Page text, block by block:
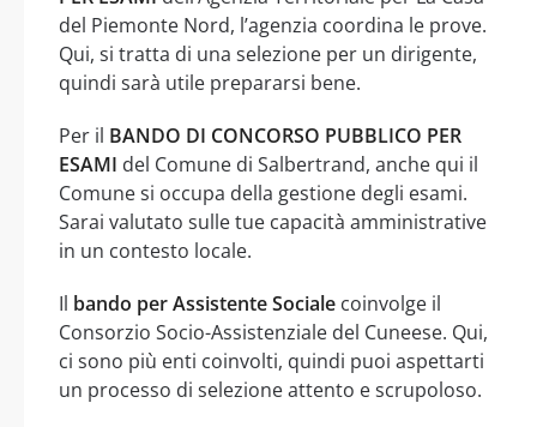
del Piemonte Nord, l’agenzia coordina le prove.
Qui, si tratta di una selezione per un dirigente,
quindi sarà utile prepararsi bene.
Per il BANDO DI CONCORSO PUBBLICO PER
ESAMI del Comune di Salbertrand, anche qui il
Comune si occupa della gestione degli esami.
Sarai valutato sulle tue capacità amministrative
in un contesto locale.
Il bando per Assistente Sociale coinvolge il
Consorzio Socio-Assistenziale del Cuneese. Qui,
ci sono più enti coinvolti, quindi puoi aspettarti
un processo di selezione attento e scrupoloso.